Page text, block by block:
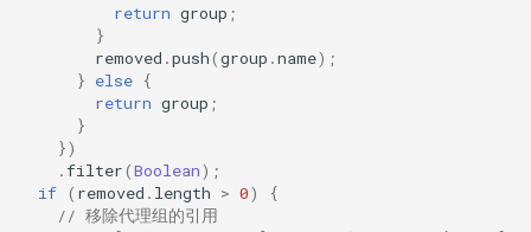
return group ;
}
removed .push(group .name);
} else {
return group ;
}
})
.filter(Boolean);
if ( removed . length > 0)
{
// 移除代理组的引用